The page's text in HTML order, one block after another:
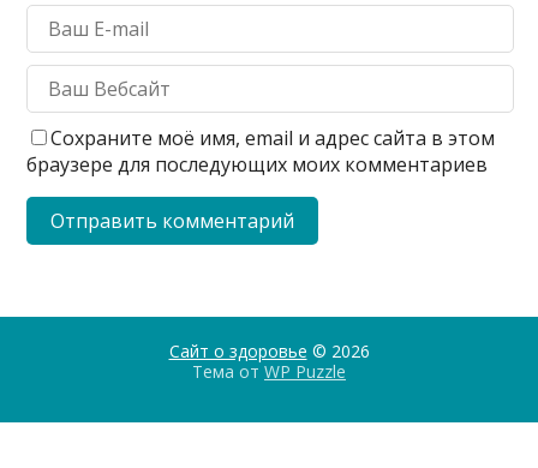
Сохраните моё имя, email и адрес сайта в этом
браузере для последующих моих комментариев
Сайт о здоровье © 2026
Тема от WP Puzzle